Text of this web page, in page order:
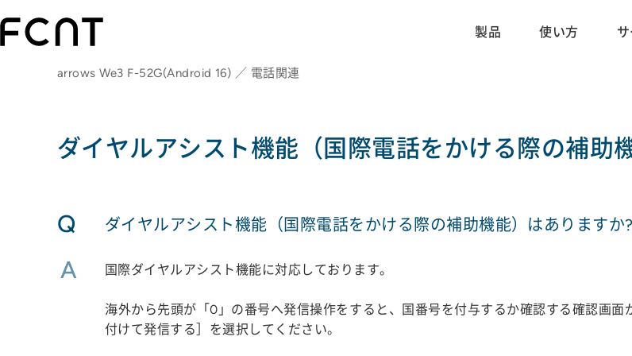
製品 使い方
arrows We3 F-52G(Android 16) ／ 電話関連
ダイヤルアシスト機能（国際電話をかける際の補助
Q ダイヤルアシスト機能（国際電話をかける際の補助機能）はありますか?
A 国際ダイヤルアシスト機能に対応しております。
海外から先頭が「0」の番号へ発信操作をすると、国番号を付与するか確認する確認画
付けて発信する］を選択してください。